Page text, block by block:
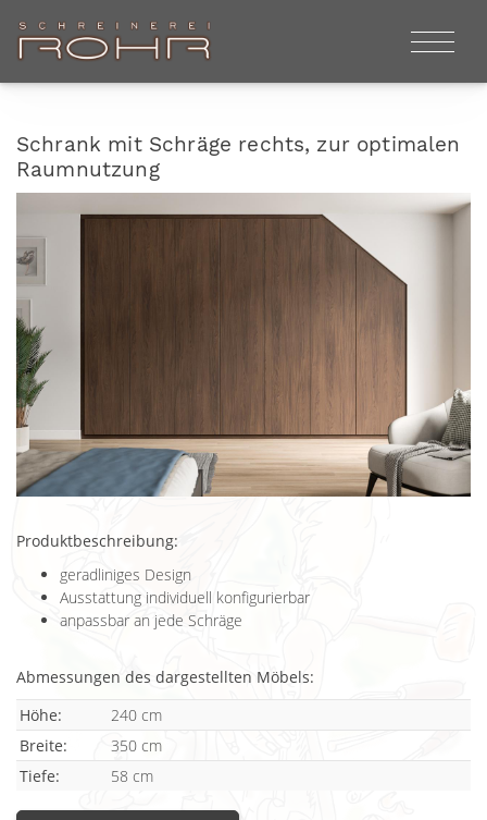
Schrank mit Schräge rechts, zur optimalen
Raumnutzung
Produktbeschreibung:
geradliniges Design
Ausstattung individuell konfigurierbar
anpassbar an jede Schräge
Abmessungen des dargestellten Möbels:
Höhe:
240 cm
Breite:
350 cm
Tiefe:
58 cm